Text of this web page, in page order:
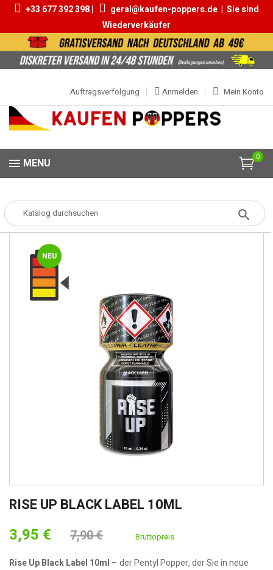
+33 677 392 398 | geral@kaufen-poppers.de | Sie sind
Wiederverkäufer
Mein Konto
Anmelden
Auftragsverfolgung
0
MENU
Popper Popper Klein Rise Up Black Label 10ml
NEU
RISE UP BLACK LABEL 10ML
3,95 € 7,90 € Bruttopreis
Rise Up Black Label 10ml – der Pentyl Popper, der Sie in neue